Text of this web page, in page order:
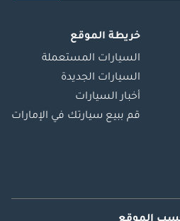
خريطة الموقع
السيارات المستعملة
السيارات الجديدة
أخبار السيارات
قم ببيع سيارتك في الإمارات